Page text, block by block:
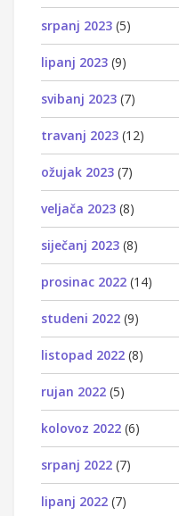
srpanj 2023 (5)
lipanj 2023 (9)
svibanj 2023 (7)
travanj 2023 (12)
ožujak 2023 (7)
veljača 2023 (8)
siječanj 2023 (8)
prosinac 2022 (14)
studeni 2022 (9)
listopad 2022 (8)
rujan 2022 (5)
kolovoz 2022 (6)
srpanj 2022 (7)
lipanj 2022 (7)